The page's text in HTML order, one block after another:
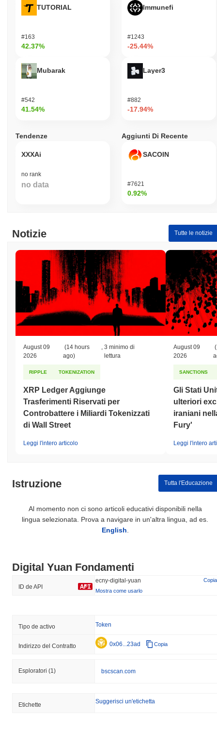
TUTORIAL
#163
42.37%
Mubarak
#542
41.54%
Immunefi
#1243
-25.44%
Layer3
#882
-17.94%
Tendenze
XXXAi
no rank
no data
Aggiunti Di Recente
SACOIN
#7621
0.92%
Notizie Tutte le notizie
August 09
2026
(14 hours
ago)
3 minimo di
lettura
RIPPLE TOKENIZATION
XRP Ledger Aggiunge
Trasferimenti Riservati per
Controbattere i Miliardi Tokenizzati
di Wall Street
Leggi l'intero articolo
August 09
2026
SANCTIONS
Gli Stati
ulteriori
iraniani
Fury'
Leggi l'intero
Istruzione Tutta l'Educazione
Al momento non ci sono articoli educativi disponibili nella
lingua selezionata. Prova a navigare in un'altra lingua, ad es.
English
Digital Yuan Fondamenti
ID de API
ecny-digital-yuan
Copia
Mostra come usarlo
Tipo de activo Token
Indirizzo del Contratto 0x06...23ad Copia
Esploratori (1) bscscan.com
Etichette Suggerisci un'etichetta